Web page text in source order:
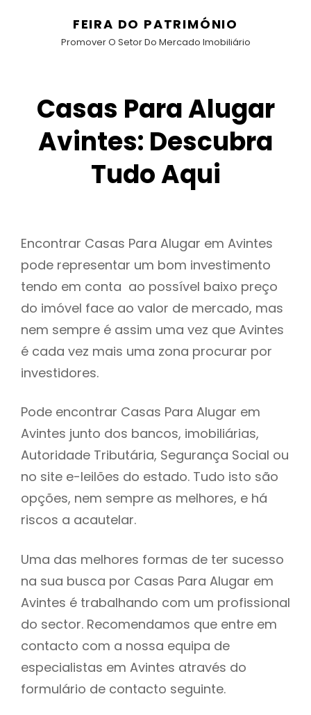
FEIRA DO PATRIMÓNIO
Promover O Setor Do Mercado Imobiliário
Casas Para Alugar
Avintes: Descubra
Tudo Aqui
Encontrar Casas Para Alugar em Avintes
pode representar um bom investimento
tendo em conta ao possível baixo preço
do imóvel face ao valor de mercado, mas
nem sempre é assim uma vez que Avintes
é cada vez mais uma zona procurar por
investidores.
Pode encontrar Casas Para Alugar em
Avintes junto dos bancos, imobiliárias,
Autoridade Tributária, Segurança Social ou
no site e-leilões do estado. Tudo isto são
opções, nem sempre as melhores, e há
riscos a acautelar.
Uma das melhores formas de ter sucesso
na sua busca por Casas Para Alugar em
Avintes é trabalhando com um profissional
do sector. Recomendamos que entre em
contacto com a nossa equipa de
especialistas em Avintes através do
formulário de contacto seguinte.